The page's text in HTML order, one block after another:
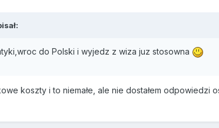
do Polski i wyjedz z wiza juz stosowna
koszty i to niemałe, ale nie dostałem odpowiedzi